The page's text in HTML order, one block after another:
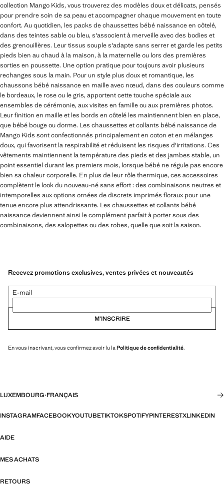
collection Mango Kids, vous trouverez des modèles doux et délicats, pensés
pour prendre soin de sa peau et accompagner chaque mouvement en toute
confort. Au quotidien, les packs de chaussettes bébé naissance en côtelé,
dans des teintes sable ou bleu, s'associent à merveille avec des bodies et
des grenouillères. Leur tissus souple s'adapte sans serrer et garde les petits
pieds bien au chaud à la maison, à la maternelle ou lors des premières
sorties en poussette. Une option pratique pour toujours avoir plusieurs
rechanges sous la main. Pour un style plus doux et romantique, les
chaussons bébé naissance en maille avec nœud, dans des couleurs comme
le bordeaux, le rose ou le gris, apportent cette touche spéciale aux
ensembles de cérémonie, aux visites en famille ou aux premières photos.
Leur finition en maille et les bords en côtelé les maintiennent bien en place,
que bébé bouge ou dorme. Les chaussettes et collants bébé naissance de
Mango Kids sont confectionnés principalement en coton et en mélanges
doux, qui favorisent la respirabilité et réduisent les risques d'irritations. Ces
vêtements maintiennent la température des pieds et des jambes stable, un
point essentiel durant les premiers mois, lorsque bébé ne régule pas encore
bien sa chaleur corporelle. En plus de leur rôle thermique, ces accessoires
complètent le look du nouveau-né sans effort : des combinaisons neutres et
intemporelles aux options ornées de discrets imprimés floraux pour une
tenue encore plus attendrissante. Les chaussettes et collants bébé
naissance deviennent ainsi le complément parfait à porter sous des
combinaisons, des salopettes ou des robes, quelle que soit la saison.
Recevez promotions exclusives, ventes privées et nouveautés
E-mail
M’INSCRIRE
En vous inscrivant, vous confirmez avoir lu la Politique de confidentialité.
LUXEMBOURG·FRANÇAIS
INSTAGRAMFACEBOOKYOUTUBETIKTOKSPOTIFYPINTERESTXLINKEDIN
AIDE
MES ACHATS
RETOURS